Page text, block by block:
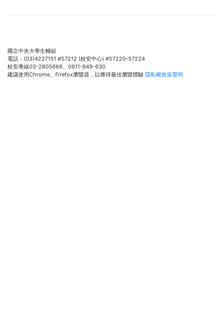
國立中央大學生輔組
電話：(03)4227151 #57212 (校安中心) #57220-57224
校安專線03-2805666、0911-949-630
建議使用Chrome、Firefox瀏覽器，以獲得最佳瀏覽體驗 隱私權政策聲明